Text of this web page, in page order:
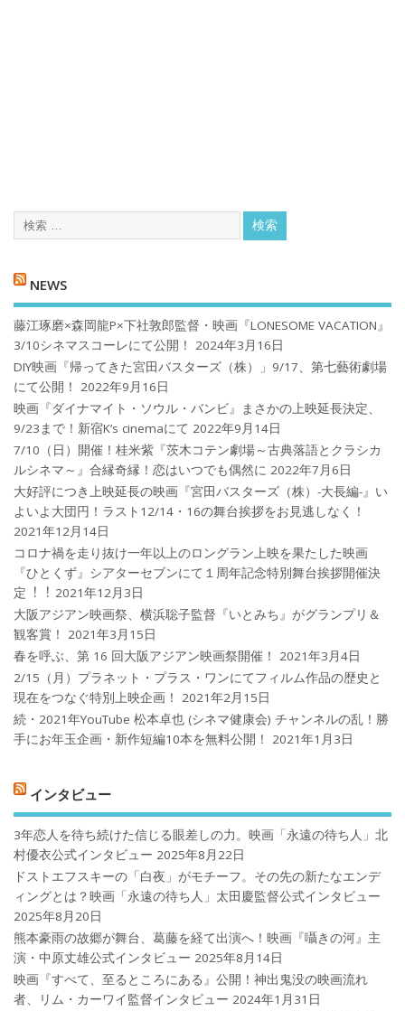
NEWS
藤江琢磨×森岡龍P×下社敦郎監督・映画『LONESOME VACATION』
3/10シネマスコーレにて公開！
2024年3月16日
DIY映画『帰ってきた宮田バスターズ（株）」9/17、第七藝術劇場
にて公開！
2022年9月16日
映画『ダイナマイト・ソウル・バンビ』まさかの上映延長決定、
9/23まで！新宿K’s cinemaにて 2022年9月14日
7/10（日）開催！桂米紫『茨木コテン劇場～古典落語とクラシカ
ルシネマ～』合縁奇縁！恋はいつでも偶然に 2022年7月6日
大好評につき上映延長の映画『宮田バスターズ（株）-大長編-』い
よいよ大団円！ラスト12/14・16の舞台挨拶をお見逃しなく！
2021年12月14日
コロナ禍を⾛り抜け⼀年以上のロングラン上映を果たした映画
『ひとくず』シアターセブンにて１周年記念特別舞台挨拶開催決
定︕︕ 2021年12月3日
大阪アジアン映画祭、横浜聡子監督『いとみち』がグランプリ＆
観客賞！
2021年3月15日
春を呼ぶ、第 16 回大阪アジアン映画祭開催！
2021年3月4日
2/15（月）プラネット・プラス・ワンにてフィルム作品の歴史と
現在をつなぐ特別上映企画！
2021年2月15日
続・2021年YouTube 松本卓也 (シネマ健康会) チャンネルの乱！勝
手にお年玉企画・新作短編10本を無料公開！
2021年1月3日
インタビュー
3年恋人を待ち続けた信じる眼差しの力。映画「永遠の待ち人」北
村優衣公式インタビュー 2025年8月22日
ドストエフスキーの「白夜」がモチーフ。その先の新たなエンデ
ィングとは？映画「永遠の待ち人」太田慶監督公式インタビュー
2025年8月20日
熊本豪雨の故郷が舞台、葛藤を経て出演へ！映画『囁きの河』主
演・中原丈雄公式インタビュー 2025年8月14日
映画『すべて、至るところにある』公開！神出鬼没の映画流れ
者、リム・カーワイ監督インタビュー 2024年1月31日